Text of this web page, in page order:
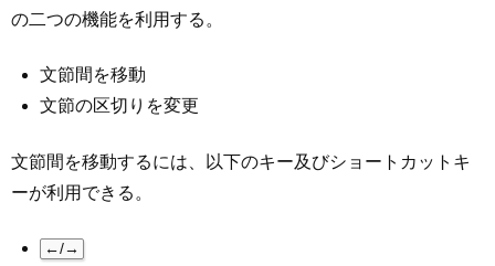
の二つの機能を利用する。
文節間を移動
文節の区切りを変更
文節間を移動するには、以下のキー及びショートカットキ
ーが利用できる。
←/→